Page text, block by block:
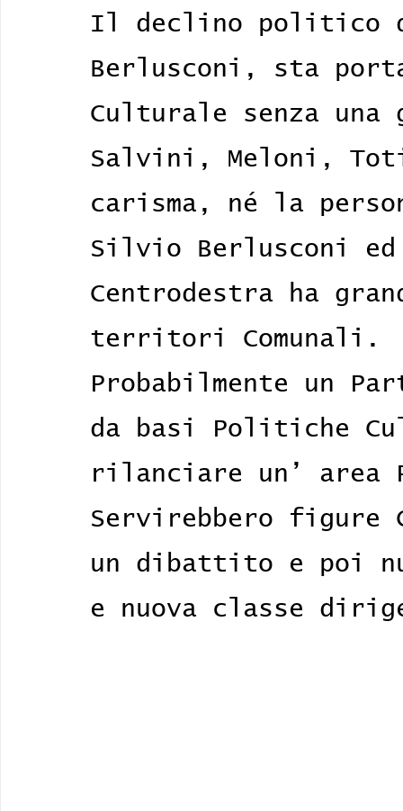
Il declino politico
Berlusconi, sta
Culturale senza una
Salvini, Meloni,
carisma, né la
Silvio Berlusconi
Centrodestra ha
territori Comunali.
Probabilmente un
da basi Politiche
rilanciare un’
Servirebbero
un dibattito e poi
e nuova classe